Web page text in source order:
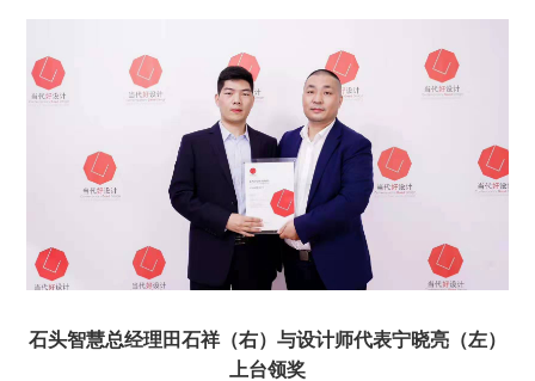
石头智慧总经理田石祥（右）与设计师代表宁晓亮（左）
上台领奖